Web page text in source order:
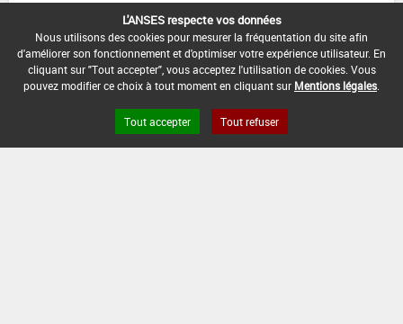
[15552102] Maïs*Trt Sol*Ravageurs du sol
DOSE MAX
NOMBRE MAX
DÉLAIS AVANT
- -
L'ANSES respecte vos données
Nous utilisons des cookies pour mesurer la fréquentation du site afin
d'améliorer son fonctionnement et d'optimiser votre expérience utilisateur. En
cliquant sur "Tout accepter", vous acceptez l'utilisation de cookies. Vous
pouvez modifier ce choix à tout moment en cliquant sur Mentions légales
Tout accepter Tout refuser